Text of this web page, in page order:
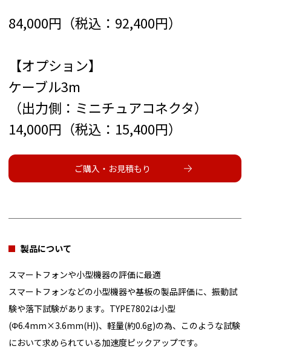
84,000円（税込：92,400円）
【オプション】
ケーブル3m
（出力側：ミニチュアコネクタ）
14,000円（税込：15,400円）
ご購入・お見積もり
製品について
スマートフォンや小型機器の評価に最適
スマートフォンなどの小型機器や基板の製品評価に、振動試
験や落下試験があります。TYPE7802は小型
(Φ6.4mm×3.6mm(H))、軽量(約0.6g)の為、このような試験
において求められている加速度ピックアップです。